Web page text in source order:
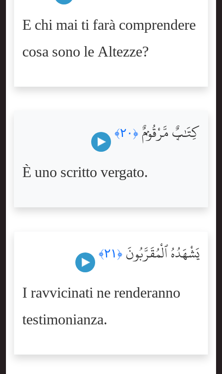
E chi mai ti farà comprendere
cosa sono le Altezze?
كِتَٰبٌۭ مَّرْقُومٌۭ ﴿٢٠﴾
È uno scritto vergato.
يَشْهَدُهُ ٱلْمُقَرَّبُونَ ﴿٢١﴾
I ravvicinati ne renderanno
testimonianza.